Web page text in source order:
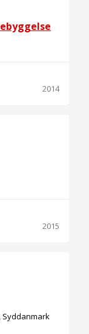
2014
2015
Syddanmark